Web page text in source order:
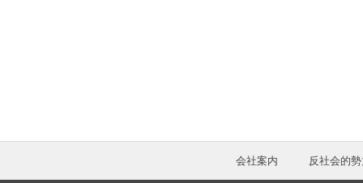
会社案内 反社会的